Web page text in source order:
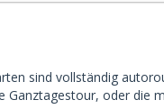
sind vollständig
Ganztagestour, oder die